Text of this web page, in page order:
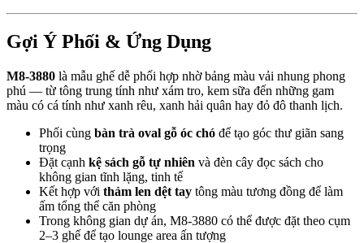
Gợi Ý Phối & Ứng Dụng
M8-3880 là mẫu ghế dễ phối hợp nhờ bảng màu vải nhung phong
phú — từ tông trung tính như xám tro, kem sữa đến những gam
màu có cá tính như xanh rêu, xanh hải quân hay đỏ đô thanh lịch.
Phối cùng bàn trà oval gỗ óc chó để tạo góc thư giãn sang
trọng
Đặt cạnh kệ sách gỗ tự nhiên và đèn cây đọc sách cho
không gian tĩnh lặng, tinh tế
Kết hợp với thảm len dệt tay tông màu tương đồng để làm
ấm tổng thể căn phòng
Trong không gian dự án, M8-3880 có thể được đặt theo cụm
2–3 ghế để tạo lounge area ấn tượng